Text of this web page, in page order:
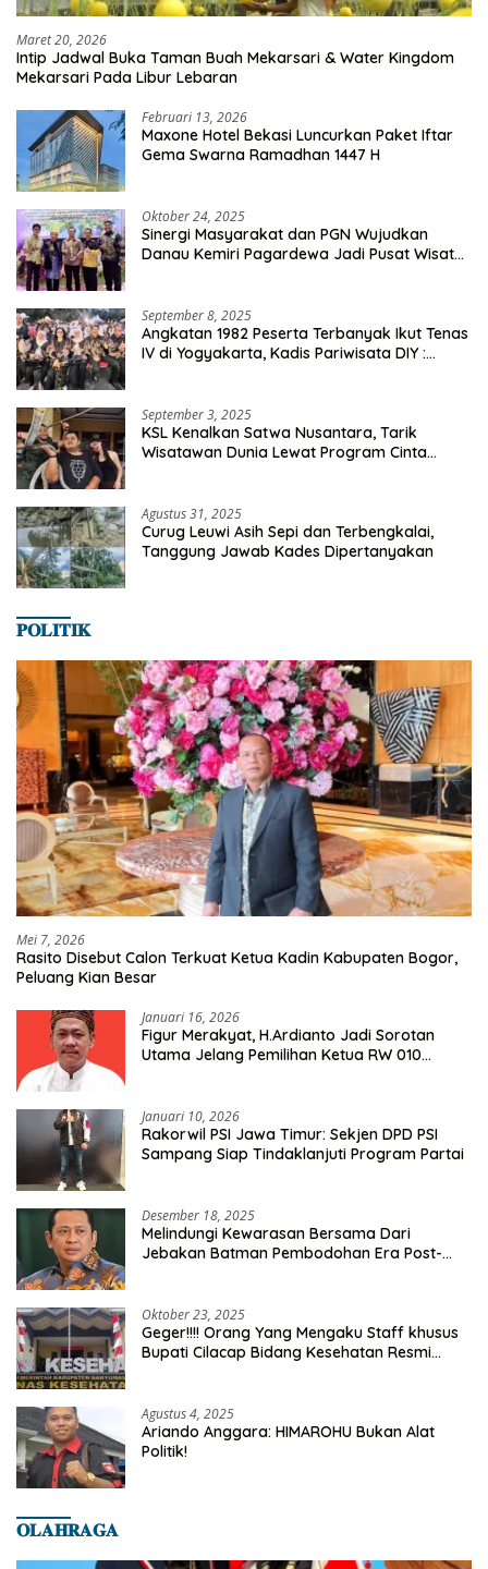
Maret 20, 2026
Intip Jadwal Buka Taman Buah Mekarsari & Water Kingdom
Mekarsari Pada Libur Lebaran
Februari 13, 2026
Maxone Hotel Bekasi Luncurkan Paket Iftar
Gema Swarna Ramadhan 1447 H
Oktober 24, 2025
Sinergi Masyarakat dan PGN Wujudkan
Danau Kemiri Pagardewa Jadi Pusat Wisata
September 8, 2025
Angkatan 1982 Peserta Terbanyak Ikut Tenas
IV di Yogyakarta, Kadis Pariwisata DIY :
September 3, 2025
KSL Kenalkan Satwa Nusantara, Tarik
Wisatawan Dunia Lewat Program Cinta
Agustus 31, 2025
Curug Leuwi Asih Sepi dan Terbengkalai,
Tanggung Jawab Kades Dipertanyakan
𝐏𝐎𝐋𝐈𝐓𝐈𝐊
Mei 7, 2026
Rasito Disebut Calon Terkuat Ketua Kadin Kabupaten Bogor,
Peluang Kian Besar
Januari 16, 2026
Figur Merakyat, H.Ardianto Jadi Sorotan
Utama Jelang Pemilihan Ketua RW 010
Januari 10, 2026
Rakorwil PSI Jawa Timur: Sekjen DPD PSI
Sampang Siap Tindaklanjuti Program Partai
Desember 18, 2025
Melindungi Kewarasan Bersama Dari
Jebakan Batman Pembodohan Era Post-
Oktober 23, 2025
Geger!!!! Orang Yang Mengaku Staff khusus
Bupati Cilacap Bidang Kesehatan Resmi
Agustus 4, 2025
Ariando Anggara: HIMAROHU Bukan Alat
Politik!
𝐎𝐋𝐀𝐇𝐑𝐀𝐆𝐀